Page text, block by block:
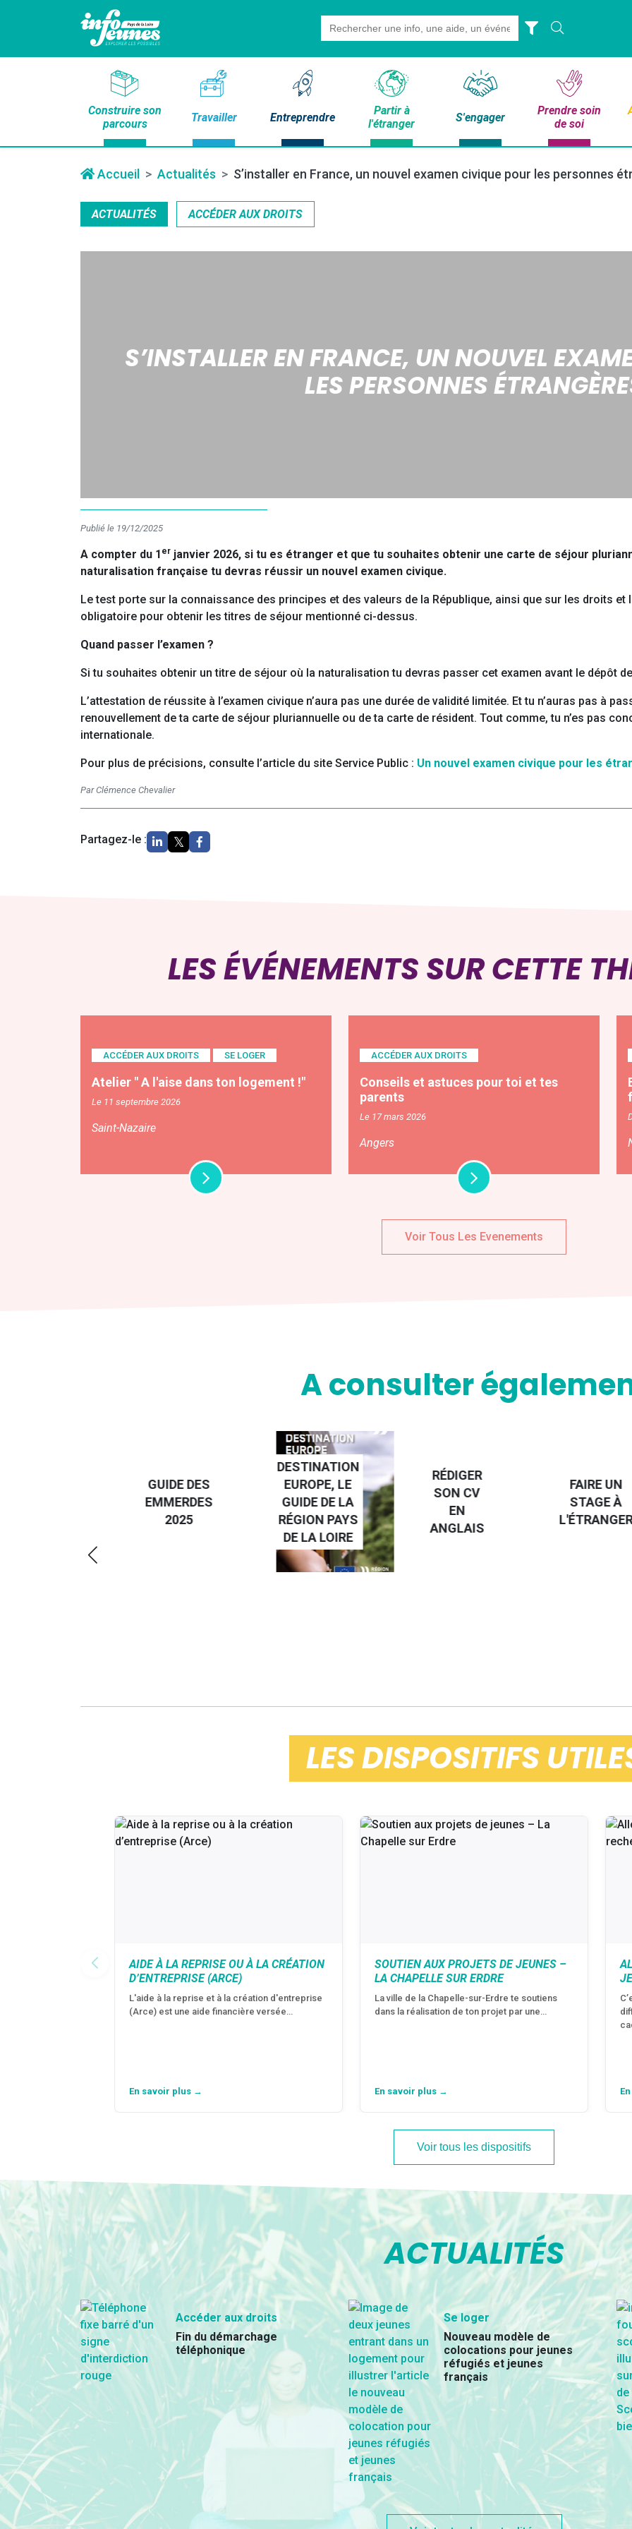
Search
for:
Construire son
parcours
Travailler Entreprendre
Partir à
l'étranger
S'engager
Prendre soin
de soi
Accueil Actualités S’installer en France, un nouvel examen civique pour les personnes
ACTUALITÉS ACCÉDER AUX DROITS
S’INSTALLER EN FRANCE, UN NOUVEL
LES PERSONNES
Publié le 19/12/2025
A compter du 1 er janvier 2026, si tu es étranger et que tu souhaites obtenir une carte de séjour
naturalisation française tu devras réussir un nouvel examen civique.
Le test porte sur la connaissance des principes et des valeurs de la République, ainsi que sur les droits
obligatoire pour obtenir les titres de séjour mentionné ci-dessus.
Quand passer l’examen ?
Si tu souhaites obtenir un titre de séjour où la naturalisation tu devras passer cet examen avant le dépôt
L’attestation de réussite à l’examen civique n’aura pas une durée de validité limitée. Et tu n’auras pas à
renouvellement de ta carte de séjour pluriannuelle ou de ta carte de résident. Tout comme, tu n’es pas
internationale.
Pour plus de précisions, consulte l’article du site Service Public : Un nouvel examen civique pour les
Par Clémence Chevalier
Partagez-le :
LES ÉVÉNEMENTS SUR CETTE
ACCÉDER AUX DROITS SE LOGER
Atelier " A l'aise dans ton logement !"
Le 11 septembre 2026
Saint-Nazaire
ACCÉDER AUX DROITS
Conseils et astuces pour toi et tes
parents
Le 17 mars 2026
Angers
Voir Tous Les Evenements
A consulter
GUIDE DES
EMMERDES
2025
DESTINATION
EUROPE, LE
GUIDE DE LA
RÉGION PAYS
DE LA LOIRE
RÉDIGER
SON CV
EN
ANGLAIS
FAIRE UN
STAGE À
LES DISPOSITIFS
AIDE À LA REPRISE OU À LA CRÉATION
D’ENTREPRISE (ARCE)
L'aide à la reprise et à la création d'entreprise
(Arce) est une aide financière versée…
En savoir plus →
SOUTIEN AUX PROJETS DE JEUNES –
LA CHAPELLE SUR ERDRE
La ville de la Chapelle-sur-Erdre te soutiens
dans la réalisation de ton projet par une…
En savoir plus →
Voir tous les dispositifs
ACTUALITÉS
Accéder aux droits
Fin du démarchage
téléphonique
Se loger
Nouveau modèle de
colocations pour jeunes
réfugiés et jeunes
français